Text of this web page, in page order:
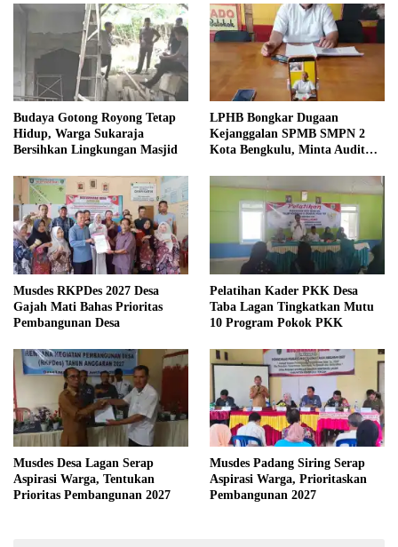
Budaya Gotong Royong Tetap
Hidup, Warga Sukaraja
Bersihkan Lingkungan Masjid
LPHB Bongkar Dugaan
Kejanggalan SPMB SMPN 2
Kota Bengkulu, Minta Audit
Musdes RKPDes 2027 Desa
Gajah Mati Bahas Prioritas
Pembangunan Desa
Pelatihan Kader PKK Desa
Taba Lagan Tingkatkan Mutu
10 Program Pokok PKK
Musdes Desa Lagan Serap
Aspirasi Warga, Tentukan
Prioritas Pembangunan 2027
Musdes Padang Siring Serap
Aspirasi Warga, Prioritaskan
Pembangunan 2027